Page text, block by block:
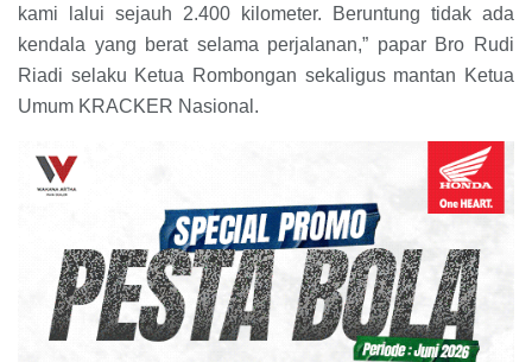
kami lalui sejauh 2.400 kilometer. Beruntung tidak ada
kendala yang berat selama perjalanan,” papar Bro Rudi
Riadi selaku Ketua Rombongan sekaligus mantan Ketua
Umum KRACKER Nasional.